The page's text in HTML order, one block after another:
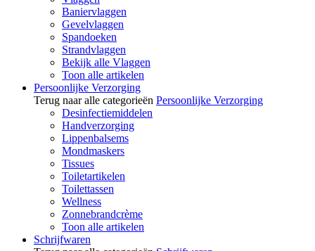
Baniervlaggen
Gevelvlaggen
Spandoeken
Strandvlaggen
Bekijk alle Vlaggen
Toon alle artikelen
Persoonlijke Verzorging
Terug naar alle categorieën Persoonlijke Verzorging
Desinfectiemiddelen
Handverzorging
Lippenbalsems
Mondmaskers
Tissues
Toiletartikelen
Toilettassen
Wellness
Zonnebrandcrème
Toon alle artikelen
Schrijfwaren